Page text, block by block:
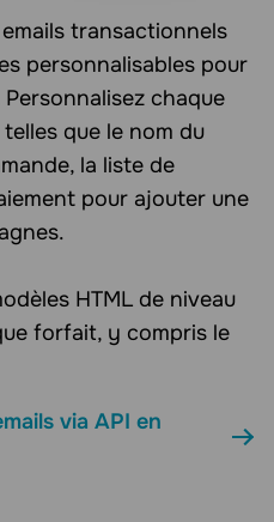
transactionnels
personnalisables pour
chaque
que le nom du
la liste de
pour ajouter une
HTML de niveau
forfait, y compris le
via API en